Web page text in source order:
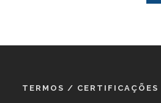
TERMOS / CERTIFICAÇÕES